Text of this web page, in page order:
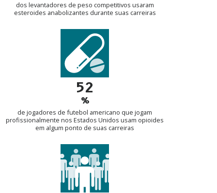
dos levantadores de peso competitivos usaram
esteroides anabolizantes durante suas carreiras
52
%
de jogadores de futebol americano que jogam
profissionalmente nos Estados Unidos usam opioides
em algum ponto de suas carreiras